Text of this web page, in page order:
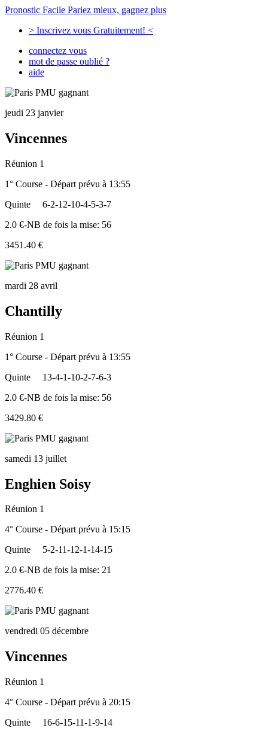
Pronostic Facile Pariez mieux, gagnez plus
> Inscrivez vous Gratuitement! <
connectez vous
mot de passe oublié ?
aide
jeudi 23 janvier
Vincennes
Réunion 1
1° Course - Départ prévu à 13:55
Quinte
6-2-12-10-4-5-3-7
2.0 €-NB de fois la mise: 56
3451.40 €
mardi 28 avril
Chantilly
Réunion 1
1° Course - Départ prévu à 13:55
Quinte
13-4-1-10-2-7-6-3
2.0 €-NB de fois la mise: 56
3429.80 €
samedi 13 juillet
Enghien Soisy
Réunion 1
4° Course - Départ prévu à 15:15
Quinte
5-2-11-12-1-14-15
2.0 €-NB de fois la mise: 21
2776.40 €
vendredi 05 décembre
Vincennes
Réunion 1
4° Course - Départ prévu à 20:15
Quinte
16-6-15-11-1-9-14